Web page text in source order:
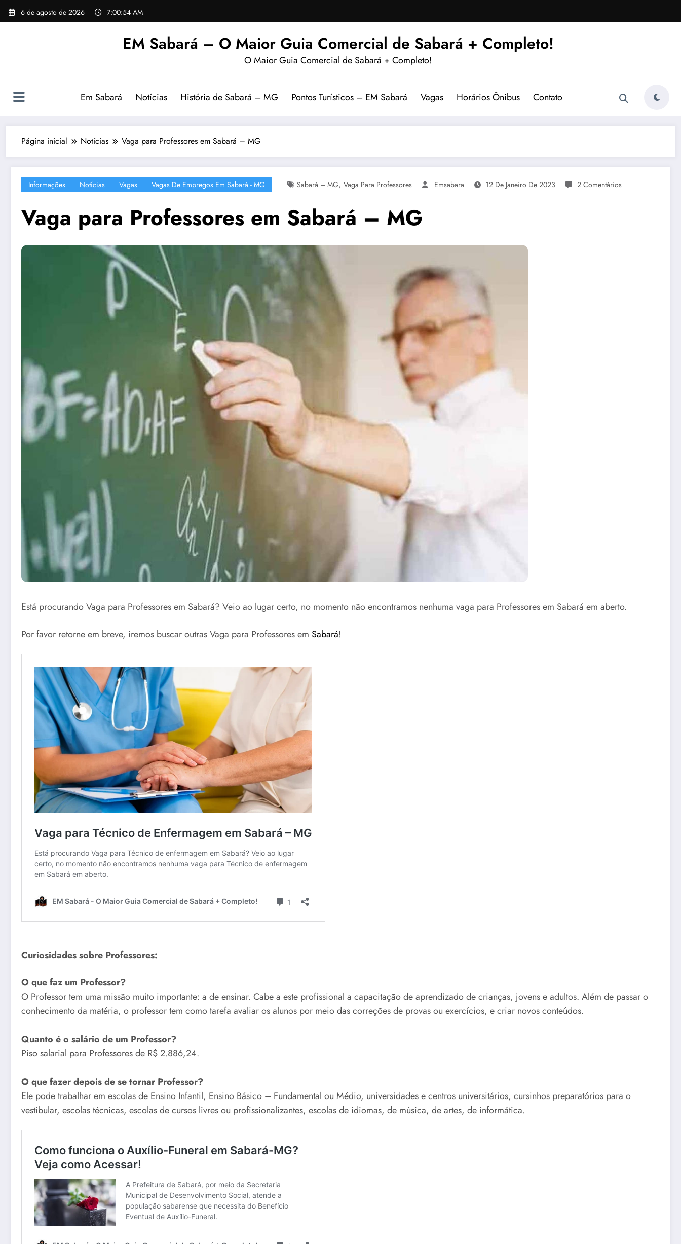
Pular
para
6 de agosto de 2026 7:00:55 AM
EM Sabará – O Maior Guia Comercial de Sabará + Completo!
O Maior Guia Comercial de Sabará + Completo!
Em Sabará Notícias História de Sabará – MG Pontos Turísticos – EM Sabará Vagas Horários Ônibus Contato
Página inicial Notícias Vaga para Professores em Sabará – MG
Informações Notícias Vagas Vagas De Empregos Em Sabará - MG Sabará – MG, Vaga Para Professores Emsabara 12 De Janeiro De 2023 2 Comentários
Vaga para Professores em Sabará – MG
Está procurando Vaga para Professores em Sabará? Veio ao lugar certo, no momento não encontramos nenhuma vaga para Professores em Sabará em aberto.
Por favor retorne em breve, iremos buscar outras Vaga para Professores em Sabará!
Curiosidades sobre Professores:
O que faz um Professor?
O Professor tem uma missão muito importante: a de ensinar. Cabe a este profissional a capacitação de aprendizado de crianças, jovens e adultos. Além de passar o
conhecimento da matéria, o professor tem como tarefa avaliar os alunos por meio das correções de provas ou exercícios, e criar novos conteúdos.
Quanto é o salário de um Professor?
Piso salarial para Professores de R$ 2.886,24.
O que fazer depois de se tornar Professor?
Ele pode trabalhar em escolas de Ensino Infantil, Ensino Básico – Fundamental ou Médio, universidades e centros universitários, cursinhos preparatórios para o
vestibular, escolas técnicas, escolas de cursos livres ou profissionalizantes, escolas de idiomas, de música, de artes, de informática.